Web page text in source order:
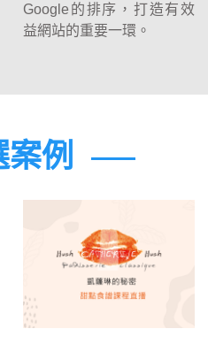
Google的排序，打造有效
益網站的重要一環。
例